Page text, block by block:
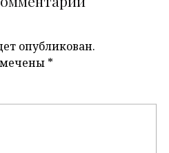
опубликован.
*